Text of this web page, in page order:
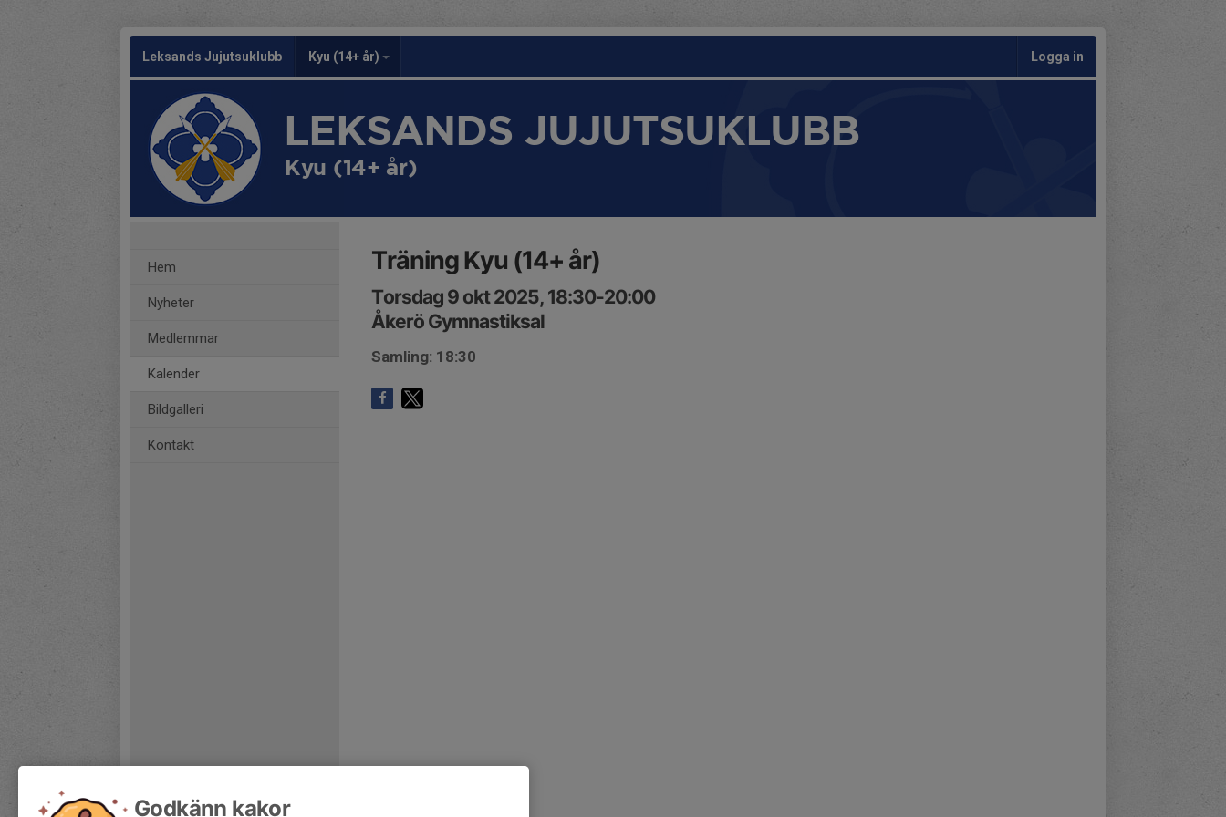
Leksands Jujutsuklubb Kyu (14+ år) Logga in
LEKSANDS JUJUTSUKLUBB
Kyu (14+ år)
Hem
Nyheter
Medlemmar
Kalender
Bildgalleri
Kontakt
Träning Kyu (14+ år)
Torsdag 9 okt 2025, 18:30-20:00
Åkerö Gymnastiksal
Samling: 18:30
Godkänn kakor